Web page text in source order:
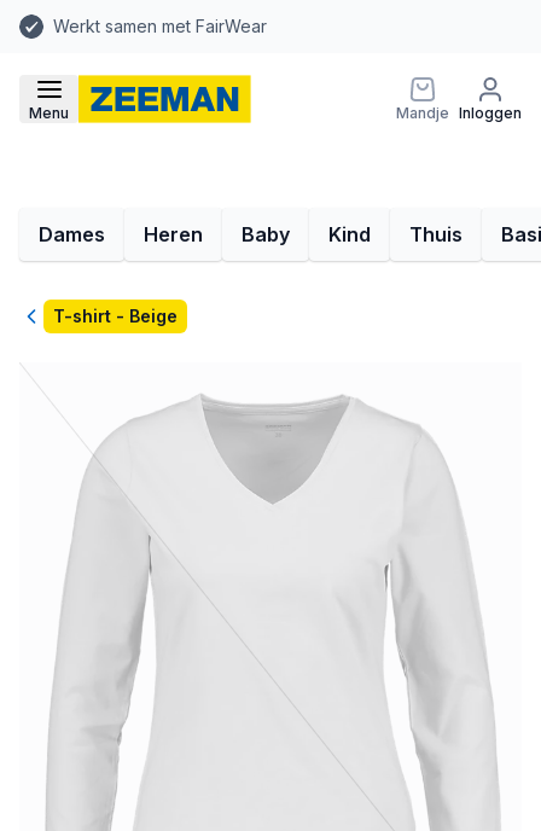
Werkt samen met FairWear
Menu Mandje Inloggen
Dames Heren Baby Kind Thuis
TerugT-shirt - Beige